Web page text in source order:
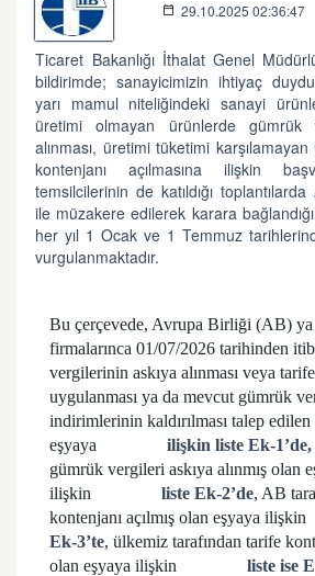
29.10.2025 02:36:47
Ticaret Bakanlığı İthalat Genel
bildirimde; sanayicimizin ihtiyaç
yarı mamul niteliğindeki sanayi
üretimi olmayan ürünlerde gümrük
alınması, üretimi tüketimi
kontenjanı açılmasına ilişkin
temsilcilerinin de katıldığı
ile müzakere edilerek karara
her yıl 1 Ocak ve 1 Temmuz
vurgulanmaktadır.
Bu çerçevede, Avrupa Birliği (AB)
firmalarınca 01/07/2026 tarihinden
vergilerinin askıya alınması veya
uygulanması ya da mevcut gümrük
indirimlerinin kaldırılması talep edilen
eşyaya
ilişkin liste Ek-1’de,
gümrük vergileri askıya alınmış olan
ilişkin
liste Ek-2’de, AB
kontenjanı açılmış olan eşyaya ilişkin
Ek-3’te, ülkemiz tarafından tarife
olan eşyaya ilişkin
liste ise